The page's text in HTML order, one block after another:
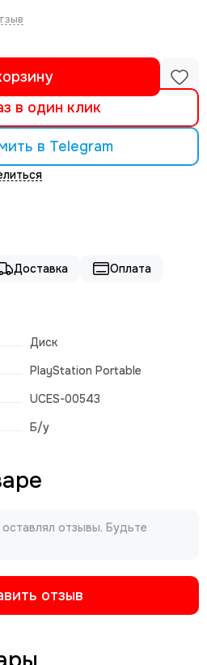
в один клик
в Telegram
Доставка Оплата
Диск
PlayStation Portable
UCES-00543
Б/у
отзывы. Будьте
отзыв